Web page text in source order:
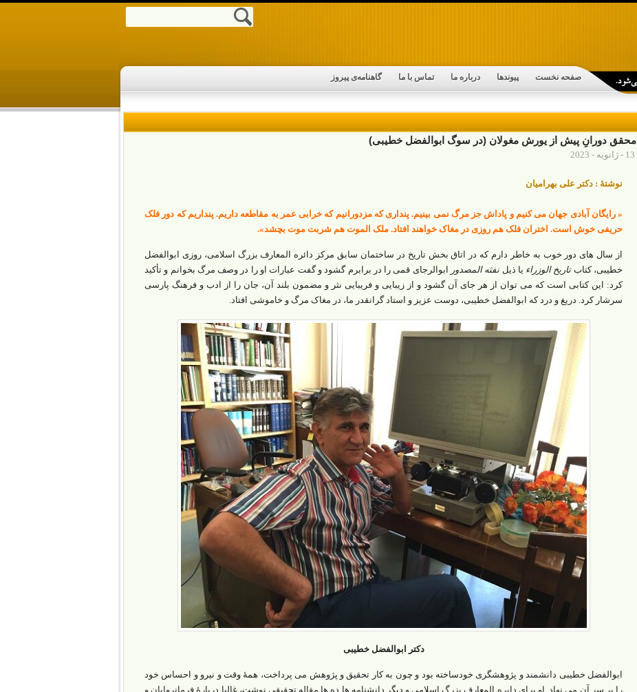
صفحه نخست پیوندها درباره ما تماس با ما گاهنامه‌ی پیروز
محقق دورانِ پیش از یورش مغولان (در سوگ ابوالفضل خطیبی)
13 - ژانویه - 2023
نوشتۀ : دکتر علی بهرامیان
« رایگان آبادی جهان می کنیم و پاداش جز مرگ نمی بینیم. پنداری که مزدورانیم که خرابی عمر به مقاطعه داریم. پنداریم که دور فلک
حریفی خوش است. اختران فلک هم روزی در مغاک خواهند افتاد. ملک الموت هم شربت موت بچشد».
از سال های دور خوب به خاطر دارم که در اتاق بخش تاریخ در ساختمان سابق مرکز دائره المعارف بزرگ اسلامی، روزی ابوالفضل
خطیبی، کتابتاریخ الوزراء یا ذیل نفثه المصدور
ابوالرجای قمی را در برابرم گشود و گفت عبارات او را در وصف مرگ بخوانم و تأکید
کرد: این کتابی است که می توان از هر جای آن گشود و از زیبایی و فریبایی نثر و مضمون بلند آن، جان را از ادب و فرهنگ پارسی
سرشار کرد. دریغ و درد که ابوالفضل خطیبی، دوست عزیز و استاد گرانقدر ما، در مغاک مرگ و خاموشی افتاد.
دکتر ابوالفضل خطیبی
ابوالفضل خطیبی دانشمند و پژوهشگری خودساخته بود و چون به کار تحقیق و پژوهش می پرداخت، همۀ وقت و نیرو و احساس خود
را بر سر آن می نهاد. او برای دایره المعارف بزرگ اسلامی و دیگر دانشنامه ها ده ها مقاله تحقیقی نوشت، غالبا دربارۀ فرمانروایان و